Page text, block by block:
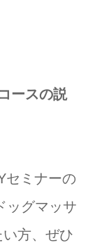
ースの説
セミナーの
ッグマッサ
方、ぜひ